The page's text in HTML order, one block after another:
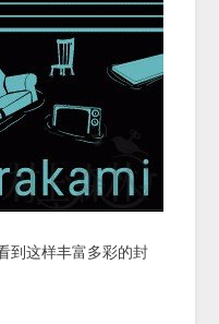
到这样丰富多彩的封